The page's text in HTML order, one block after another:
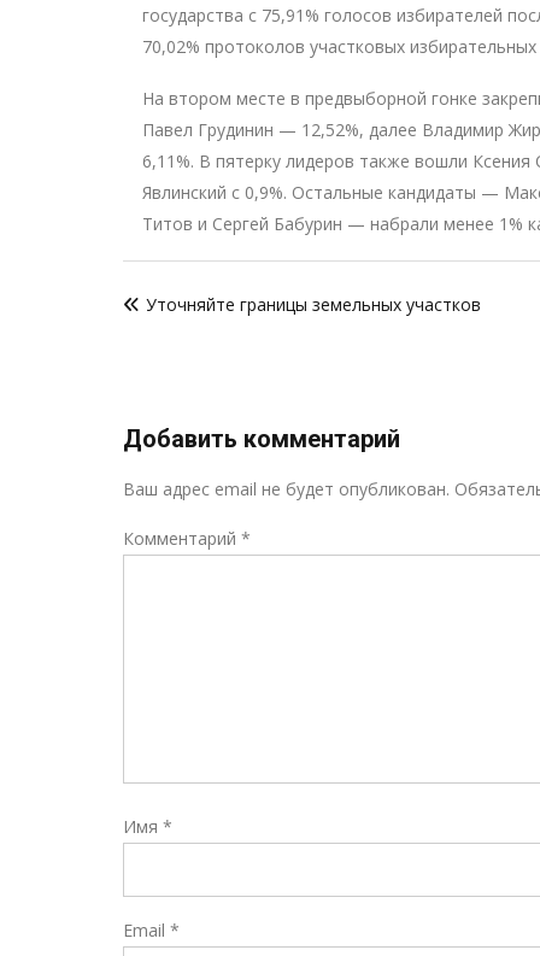
государства с 75,91% голосов избирателей
70,02% протоколов участковых
На втором месте в предвыборной гонке
Павел Грудинин — 12,52%, далее Владимир
6,11%. В пятерку лидеров также вошли Ксения
Явлинский с 0,9%. Остальные кандидаты —
Титов и Сергей Бабурин — набрали менее 1%
поУточняйте границы земельных участков
Добавить комментарий
Ваш адрес email не будет опубликован.
Комментарий *
Имя *
Email *